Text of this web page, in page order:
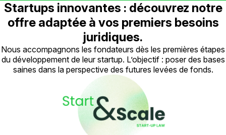
Startups innovantes : découvrez notre
offre adaptée à vos premiers besoins
juridiques.
Nous accompagnons les fondateurs dès les premières étapes
du développement de leur startup. L’objectif : poser des bases
saines dans la perspective des futures levées de fonds.